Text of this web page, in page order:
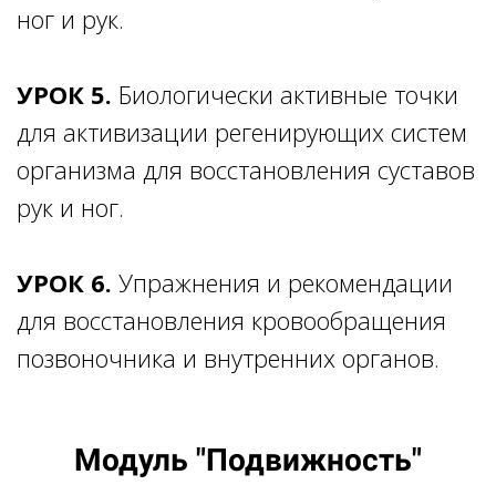
ног и рук.
УРОК 5. Биологически активные точки
для активизации регенирующих систем
организма для восстановления суставов
рук и ног.
УРОК 6. Упражнения и рекомендации
для восстановления кровообращения
позвоночника и внутренних органов.
Модуль "Подвижность"